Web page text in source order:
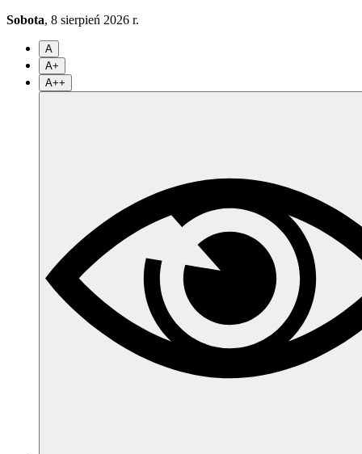
Sobota, 8 sierpień 2026 r.
A
A+
A++